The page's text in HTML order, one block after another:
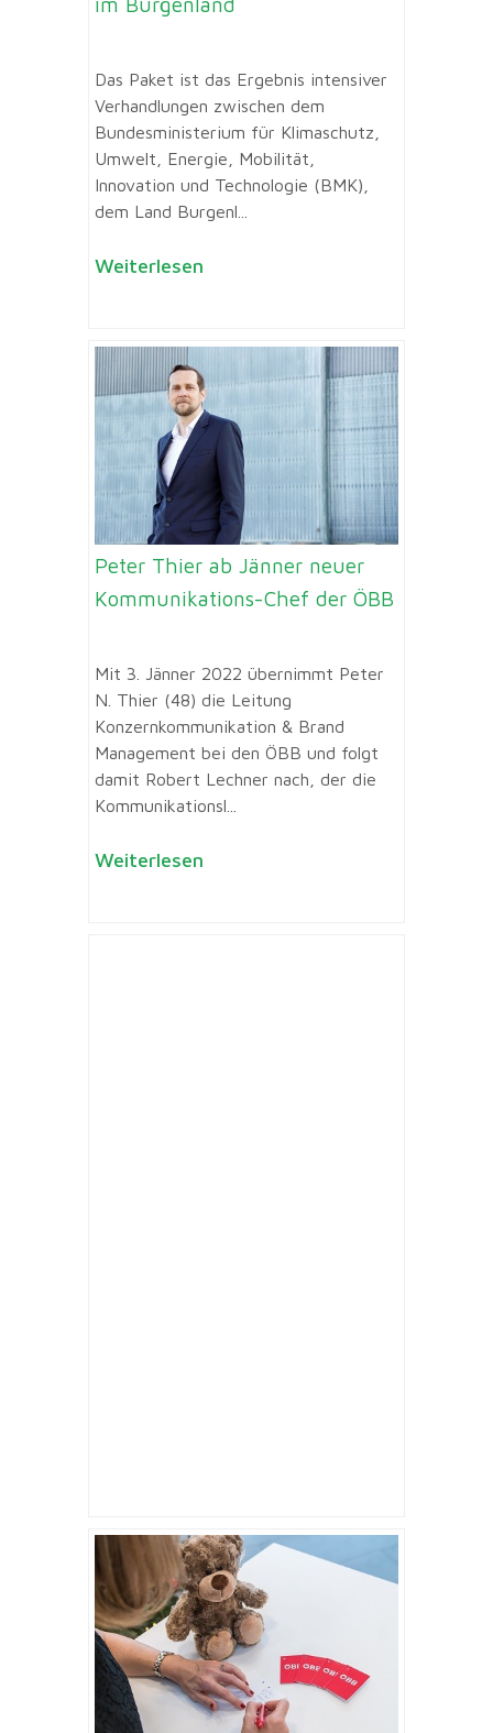
Das Paket ist das Ergebnis intensiver
Verhandlungen zwischen dem
Bundesministerium für Klimaschutz,
Umwelt, Energie, Mobilität,
Innovation und Technologie (BMK),
dem Land Burgenl...
Weiterlesen
Peter Thier ab Jänner neuer
Kommunikations-Chef der ÖBB
Mit 3. Jänner 2022 übernimmt Peter
N. Thier (48) die Leitung
Konzernkommunikation & Brand
Management bei den ÖBB und folgt
damit Robert Lechner nach, der die
Kommunikationsl...
Weiterlesen